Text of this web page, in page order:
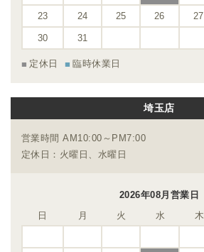
23 24 25 26 27
30 31
定休日 臨時休業日
埼玉店
営業時間 AM10:00～PM7:00
定休日：火曜日、水曜日
2026年08月営業日
日
月 火 水 木